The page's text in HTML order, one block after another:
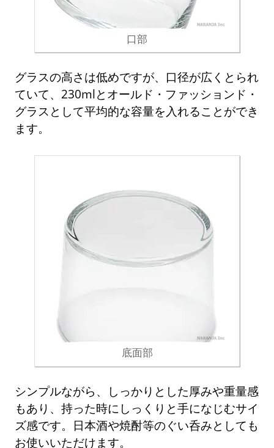
口部
グラスの高さは低めですが、口径が広くとられ
ていて、230mlとオールド・ファッションド・
グラスとして平均的な容量を入れることができ
ます。
底面部
シンプルながら、しっかりとした厚みや重量感
もあり、持った時にしっくりと手になじむサイ
ズ感です。日本酒や焼酎等のぐい呑みとしても
お使いいただけます。